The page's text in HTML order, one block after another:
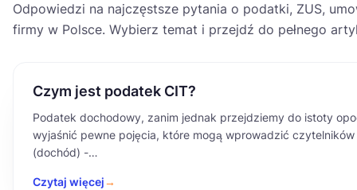
Odpowiedzi na najczęstsze pytania o podatki, ZUS,
firmy w Polsce. Wybierz temat i przejdź do pełnego
Czym jest podatek CIT?
Podatek dochodowy, zanim jednak przejdziemy do istoty
wyjaśnić pewne pojęcia, które mogą wprowadzić czytelników
(dochód) -…
Czytaj więcej→